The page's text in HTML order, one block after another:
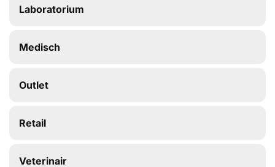
Laboratorium
Medisch
Outlet
Retail
Veterinair